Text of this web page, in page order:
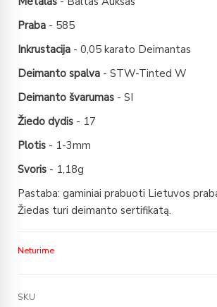
Praba - 585
Inkrustacija - 0,05 karato Deimantas
Deimanto spalva - STW-Tinted W
Deimanto švarumas - SI
Žiedo dydis - 17
Plotis - 1-3mm
Svoris - 1,18g
Pastaba: gaminiai prabuoti Lietuvos
Žiedas turi deimanto sertifikatą.
Neturime
SKU